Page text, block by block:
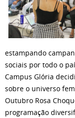
estampando
sociais por todo o
Campus Glória
sobre o universo
Outubro Rosa
programação